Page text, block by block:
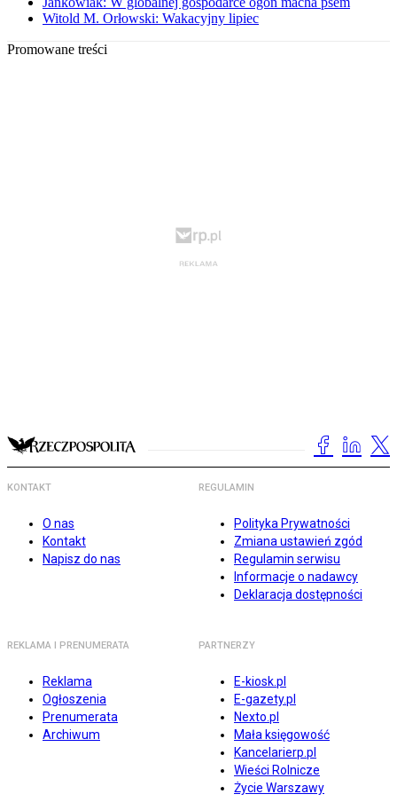
Witold M. Orłowski: Wakacyjny lipiec
Promowane treści
KONTAKT
O nas
Kontakt
Napisz do nas
REGULAMIN
Polityka Prywatności
Zmiana ustawień zgód
Regulamin serwisu
Informacje o nadawcy
Deklaracja dostępności
REKLAMA I PRENUMERATA
Reklama
Ogłoszenia
Prenumerata
Archiwum
PARTNERZY
E-kiosk.pl
E-gazety.pl
Nexto.pl
Mała księgowość
Kancelarierp.pl
Wieści Rolnicze
Życie Warszawy